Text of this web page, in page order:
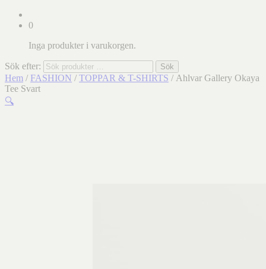
0
Inga produkter i varukorgen.
Sök efter: Sök
Hem / FASHION / TOPPAR & T-SHIRTS / Ahlvar Gallery Okaya
Tee Svart
🔍